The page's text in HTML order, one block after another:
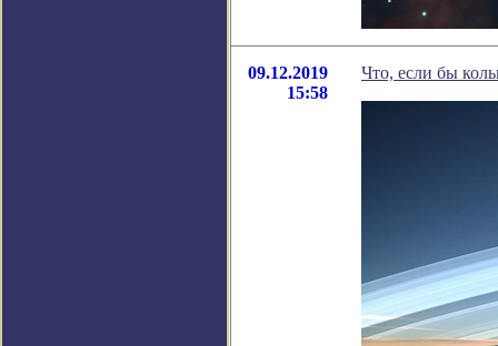
09.12.2019
15:58
Что, если бы